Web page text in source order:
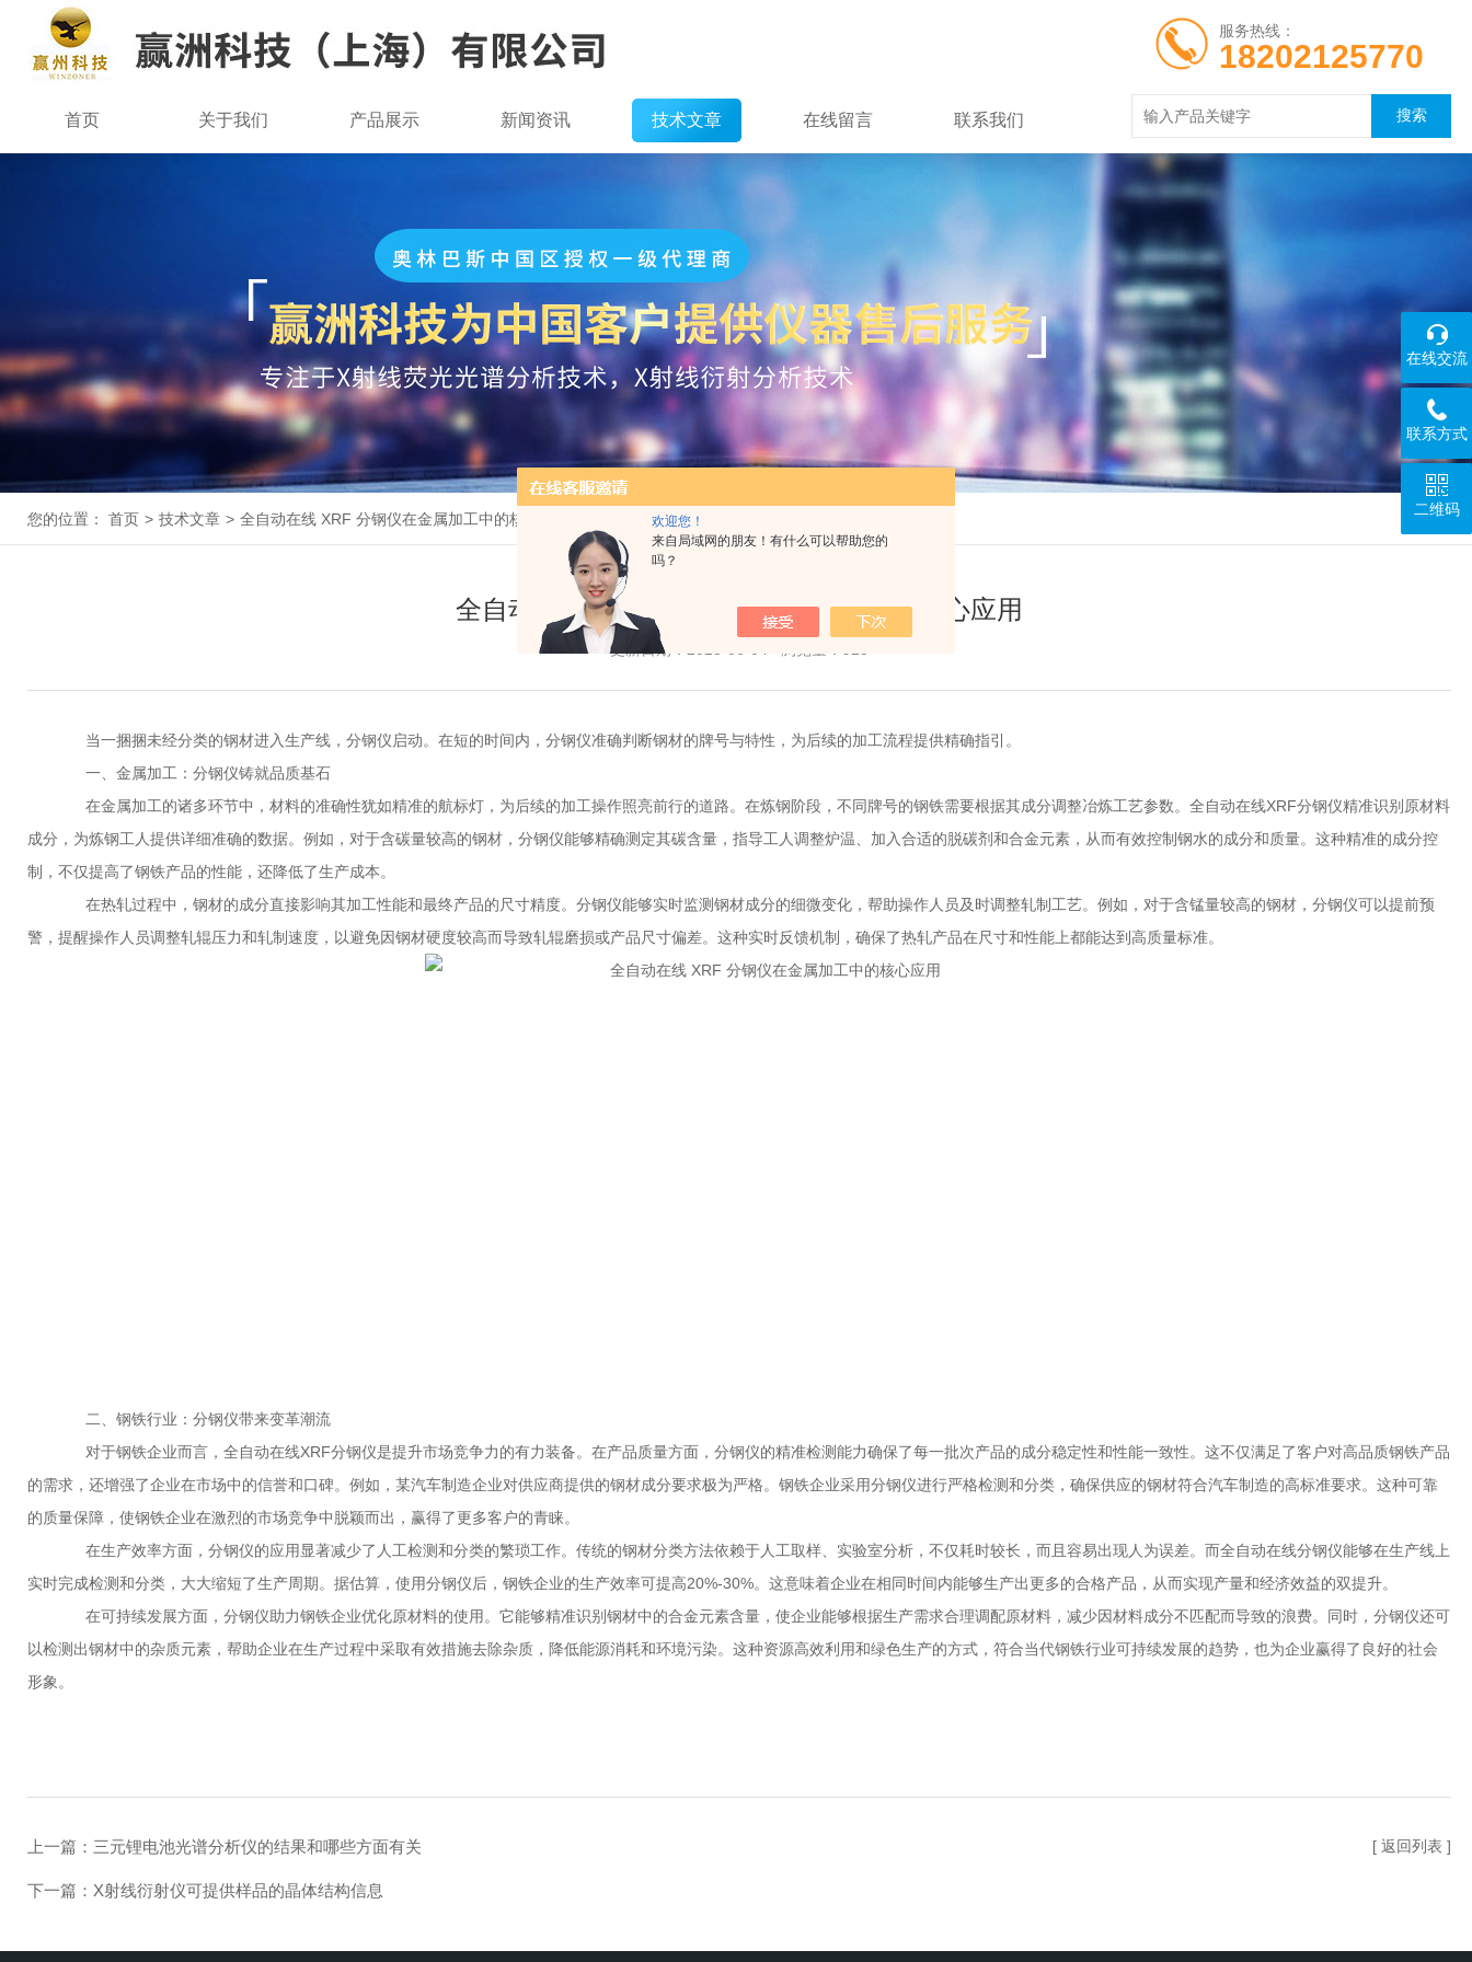
欢迎您！
来自局域网的朋友！有什么可以帮助您的
吗？
服务热线：
18202125770
首页 关于我们 产品展示 新闻资讯 技术文章 在线留言 联系我们
您的位置： 首页 > 技术文章 > 全自动在线 XRF 分钢仪在金属加工中的核心应用
全自动在线 XRF 分钢仪在金属加工中的核心应用
更新日期：2025-06-04 浏览量：925
当一捆捆未经分类的钢材进入生产线，分钢仪启动。在短的时间内，分钢仪准确判断钢材的牌号与特性，为后续的加工流程提供精确指引。
一、金属加工：分钢仪铸就品质基石
在金属加工的诸多环节中，材料的准确性犹如精准的航标灯，为后续的加工操作照亮前行的道路。在炼钢阶段，不同牌号的钢铁需要根据其成分调整冶炼工艺参数。全自动在线XRF分钢仪精准识别原材料
成分，为炼钢工人提供详细准确的数据。例如，对于含碳量较高的钢材，分钢仪能够精确测定其碳含量，指导工人调整炉温、加入合适的脱碳剂和合金元素，从而有效控制钢水的成分和质量。这种精准的成分控
制，不仅提高了钢铁产品的性能，还降低了生产成本。
在热轧过程中，钢材的成分直接影响其加工性能和最终产品的尺寸精度。分钢仪能够实时监测钢材成分的细微变化，帮助操作人员及时调整轧制工艺。例如，对于含锰量较高的钢材，分钢仪可以提前预
警，提醒操作人员调整轧辊压力和轧制速度，以避免因钢材硬度较高而导致轧辊磨损或产品尺寸偏差。这种实时反馈机制，确保了热轧产品在尺寸和性能上都能达到高质量标准。
二、钢铁行业：分钢仪带来变革潮流
对于钢铁企业而言，全自动在线XRF分钢仪是提升市场竞争力的有力装备。在产品质量方面，分钢仪的精准检测能力确保了每一批次产品的成分稳定性和性能一致性。这不仅满足了客户对高品质钢铁产品
的需求，还增强了企业在市场中的信誉和口碑。例如，某汽车制造企业对供应商提供的钢材成分要求极为严格。钢铁企业采用分钢仪进行严格检测和分类，确保供应的钢材符合汽车制造的高标准要求。这种可靠
的质量保障，使钢铁企业在激烈的市场竞争中脱颖而出，赢得了更多客户的青睐。
在生产效率方面，分钢仪的应用显著减少了人工检测和分类的繁琐工作。传统的钢材分类方法依赖于人工取样、实验室分析，不仅耗时较长，而且容易出现人为误差。而全自动在线分钢仪能够在生产线上
实时完成检测和分类，大大缩短了生产周期。据估算，使用分钢仪后，钢铁企业的生产效率可提高20%-30%。这意味着企业在相同时间内能够生产出更多的合格产品，从而实现产量和经济效益的双提升。
在可持续发展方面，分钢仪助力钢铁企业优化原材料的使用。它能够精准识别钢材中的合金元素含量，使企业能够根据生产需求合理调配原材料，减少因材料成分不匹配而导致的浪费。同时，分钢仪还可
以检测出钢材中的杂质元素，帮助企业在生产过程中采取有效措施去除杂质，降低能源消耗和环境污染。这种资源高效利用和绿色生产的方式，符合当代钢铁行业可持续发展的趋势，也为企业赢得了良好的社会
形象。
上一篇： 三元锂电池光谱分析仪的结果和哪些方面有关
下一篇： X射线衍射仪可提供样品的晶体结构信息
[ 返回列表 ]
在线交流
联系方式
二维码